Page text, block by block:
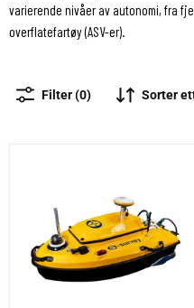
varierende nivåer av autonomi, fra
overflatefartøy (ASV-er).
Filter (0) Sorter